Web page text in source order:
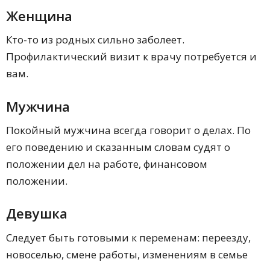
Женщина
Кто-то из родных сильно заболеет.
Профилактический визит к врачу потребуется и
вам.
Мужчина
Покойный мужчина всегда говорит о делах. По
его поведению и сказанным словам судят о
положении дел на работе, финансовом
положении.
Девушка
Следует быть готовыми к переменам: переезду,
новоселью, смене работы, изменениям в семье